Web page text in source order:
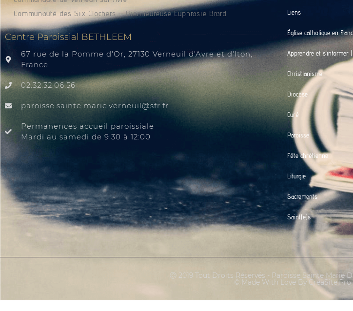
Communauté des Six Clochers – Bienheureuse Euphrasie Brard
Centre Paroissial BETHLEEM
67 rue de la Pomme d'Or, 27130 Verneuil d'Avre et d'Iton,
France
02.32.32.06.56
rf.rfs
@liuenrev.eiram.etnias.essiorap
Permanences accueil paroissiale
Mardi au samedi de 9:30 à 12:00
Liens
Église catholique en
Apprendre et s’informer
Christianisme
Diocèse
Curé
Paroisse
Fête chrétienne
Liturgie
Sacrements
Saint(e)s
Ⓒ 2019 Tout Droits Réservés - Paroisse Sainte Marie
© Made With Love By CreaSite.Pro